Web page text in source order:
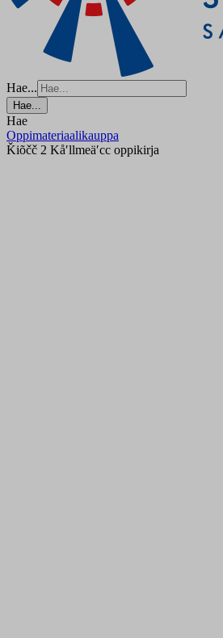
Hae...
Hae...
Hae
Oppimateriaalikauppa
Ǩiõčč 2 Kåʹllmeäʹcc oppikirja